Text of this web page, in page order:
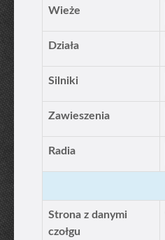
Wieże
Działa
Silniki
Zawieszenia
Radia
Strona z danymi
czołgu